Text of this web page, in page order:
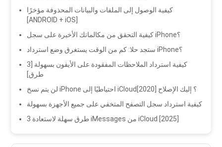
كيفية الوصول إلى الملفات والبيانات المحذوفة مؤخرًا
[ANDROID + iOS]
كيفية التحقق من مكالماتك الأخيرة على سجل iPhone؟
ستجد حلا: كم من الوقت يستغرق وضع استرداد iPhone؟
كيفية استرداد الملاحظات المفقودة على الأيفون بسهولة [3
طرق]
لن يتم نسخ iPhone احتياطيًا إلى iCloud؟ إليك الإصلاح [2020]
كيفية استرداد سجل التصفح المتخفي على جميع الأجهزة بسهولة
3 طرق سهلة لاستعادة iMessages من iCloud [2025]